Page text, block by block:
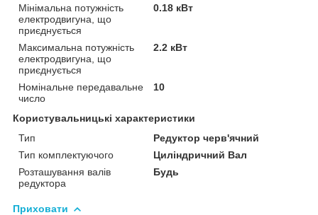
Мінімальна потужність
електродвигуна, що
приєднується
0.18 кВт
Максимальна потужність
електродвигуна, що
приєднується
2.2 кВт
Номінальне передавальне
число
10
Користувальницькі характеристики
Тип
Редуктор черв'ячний
Тип комплектуючого
Циліндричний Вал
Розташування валів
редуктора
Будь
Приховати